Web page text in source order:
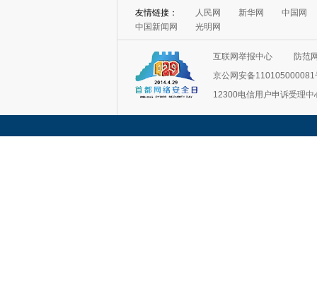
友情链接： 人民网 新华网
中国网
中国新闻网
光明网
互联网举报中心
防范
京公网安备110105000081
12300电信用户申诉受理中